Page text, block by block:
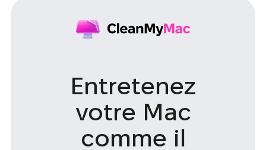
Entretenez
votre Mac
comme il